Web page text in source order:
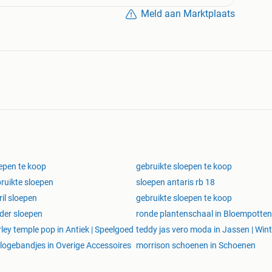
Meld aan Marktplaats
te koop
gebruikte sloepen te koop
sloepen
sloepen antaris rb 18
sloepen
gebruikte sloepen te koop
sloepen
ronde plantenschaal in Bloempotten
temple pop in Antiek | Speelgoed teddy jas vero moda in Jassen |
in Overige Accessoires morrison schoenen in Schoenen